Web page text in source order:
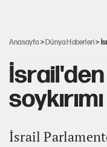
Anasayfa >Dünya Haberleri>
İsrail